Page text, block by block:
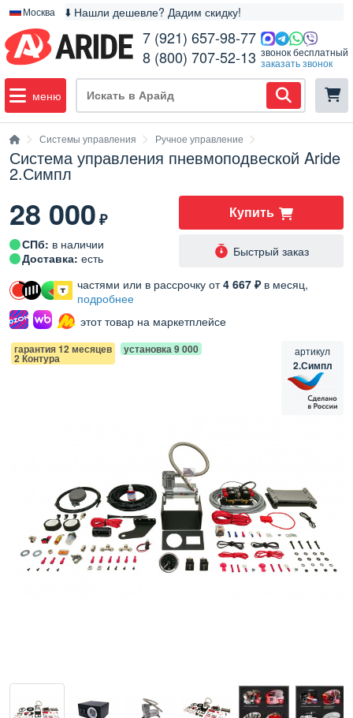
Москва ⬇️ Нашли дешевле? Дадим скидку!
7 (921) 657-98-77
8 (800) 707-52-13 звонок бесплатный
заказать звонок
меню
Системы управления Ручное управление
Система управления пневмоподвеской Aride
2.Симпл
гарантия 12 месяцев
2 Контура
установка 9 000 артикул
2.Симпл
28 000₽ Купить
Быстрый заказ
частями или в рассрочку от4 667 ₽в месяц,
подробнее
этот товар на маркетплейсе
СПб: в наличии
Доставка: есть